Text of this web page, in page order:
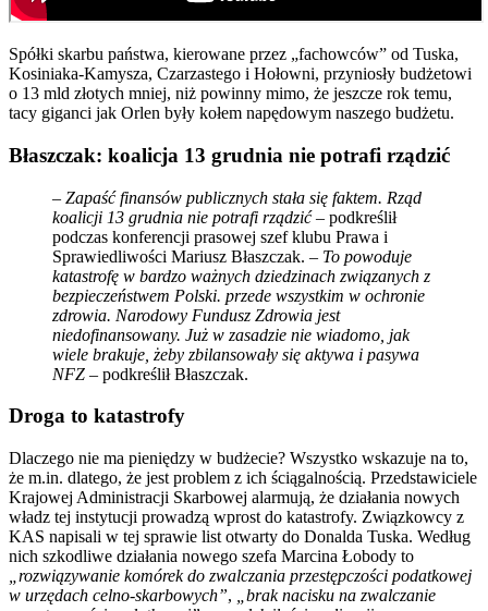
Spółki skarbu państwa, kierowane przez „fachowców” od Tuska,
Kosiniaka-Kamysza, Czarzastego i Hołowni, przyniosły budżetowi
o 13 mld złotych mniej, niż powinny mimo, że jeszcze rok temu,
tacy giganci jak Orlen były kołem napędowym naszego budżetu.
Błaszczak: koalicja 13 grudnia nie potrafi rządzić
– Zapaść finansów publicznych stała się faktem. Rząd
koalicji 13 grudnia nie potrafi rządzić– podkreślił
podczas konferencji prasowej szef klubu Prawa i
Sprawiedliwości Mariusz Błaszczak. – To powoduje
katastrofę w bardzo ważnych dziedzinach związanych z
bezpieczeństwem Polski. przede wszystkim w ochronie
zdrowia. Narodowy Fundusz Zdrowia jest
niedofinansowany. Już w zasadzie nie wiadomo, jak
wiele brakuje, żeby zbilansowały się aktywa i pasywa
NFZ – podkreślił Błaszczak.
Droga to katastrofy
Dlaczego nie ma pieniędzy w budżecie? Wszystko wskazuje na to,
że m.in. dlatego, że jest problem z ich ściągalnością. Przedstawiciele
Krajowej Administracji Skarbowej alarmują, że działania nowych
władz tej instytucji prowadzą wprost do katastrofy. Związkowcy z
KAS napisali w tej sprawie list otwarty do Donalda Tuska. Według
nich szkodliwe działania nowego szefa Marcina Łobody to
„rozwiązywanie komórek do zwalczania przestępczości podatkowej
w urzędach celno-skarbowych”,
„brak nacisku na zwalczanie